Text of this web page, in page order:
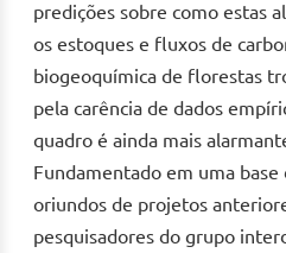
predições sobre como estas
os estoques e fluxos de
biogeoquímica de florestas
pela carência de dados
quadro é ainda mais
Fundamentado em uma
oriundos de projetos
pesquisadores do grupo